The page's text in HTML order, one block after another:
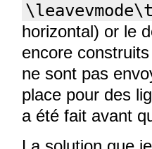
horizontal) or le
encore
ne sont pas
place pour des
a été fait avant